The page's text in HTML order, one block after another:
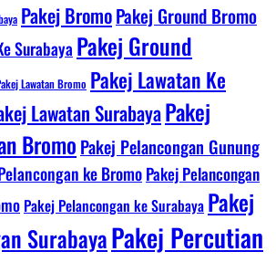
Pakej BromoPakej Ground Bromo
Surabaya Pakej Ground
Lawatan Bromo Pakej Lawatan Ke
Lawatan SurabayaPakej
Bromo Pakej Pelancongan Gunung
ke BromoPakej Pelancongan
Pakej Pelancongan ke Surabaya Pakej
SurabayaPakej Percutian